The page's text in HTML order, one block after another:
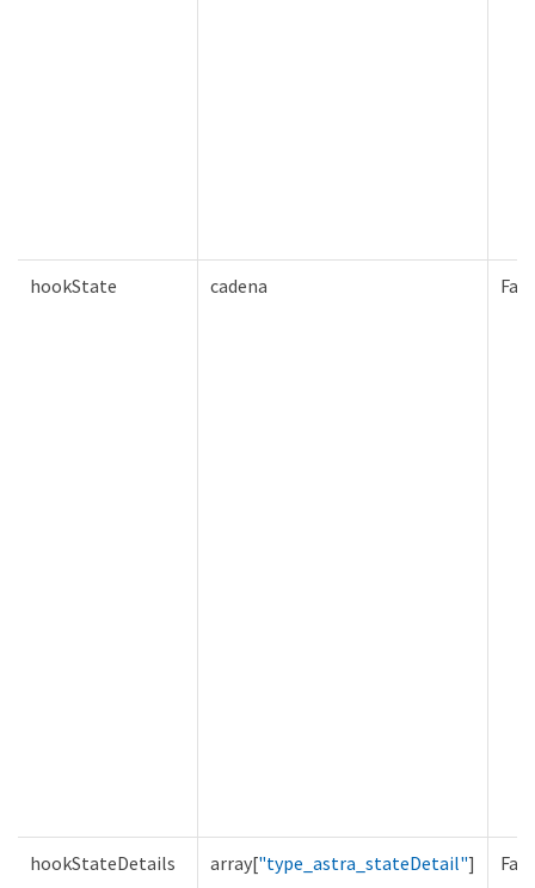
hookState cadena
hookStateDetails array["type_astra_stateDetail"]